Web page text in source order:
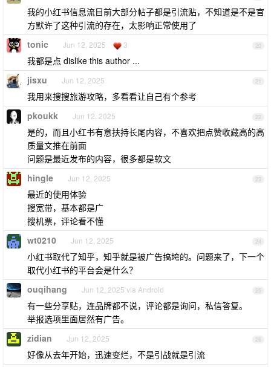
我的小红书信息流目前大部分帖子都是引流贴，不知道是不是官
方默许了这种引流的存在，太影响正常使用了
20
tonic Jun 12, 2025 3
我都是点 dislike this author ...
21
jisxu Jun 12, 2025
我用来搜搜旅游攻略，多看看让自己有个参考
22
pkoukk Jun 12, 2025
是的，而且小红书有意扶持长尾内容，不喜欢把点赞收藏高的高
质量文推在前面
问题是最近发布的内容，很多都是软文
23
hingle Jun 12, 2025
最近的使用体验
搜宽带，基本都是广
搜机票，评论看不懂
24
wt0210 Jun 12, 2025
小红书取代了知乎，知乎就是被广告搞垮的。问题来了，下一个
取代小红书的平台会是什么？
25
ouqihang Jun 12, 2025 via Android
有一些分享贴，连品牌都不说，评论都是询问，私信答复。
举报选项里面居然有广告。
26
zidian Jun 12, 2025
好像从去年开始，迅速变烂，不是引战就是引流